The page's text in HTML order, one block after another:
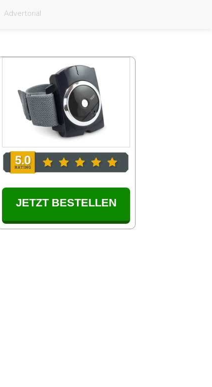
Advertorial
JETZT BESTELLEN